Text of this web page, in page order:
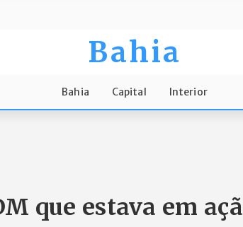
Bahia
Bahia Capital Interior
que estava em